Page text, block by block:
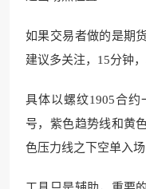
如果交易者做的是期
建议多关注，15分钟
具体以螺纹1905合
号，紫色趋势线和黄
色压力线之下空单入